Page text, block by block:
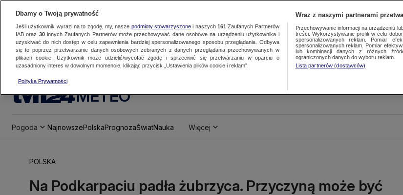
METEO
Pogoda NajnowszePolskaPrognozaŚwiatNauka Więcej
POLSKA
Na Podkarpaciu padła żubrzyca. Przyczyną może być
Dbamy o Twoją prywatność
Jeśli użytkownik wyrazi na to zgodę, my, nasze podmioty stowarzyszonei naszych 161 Zaufanych Partnerów
IAB oraz 30innych Zaufanych Partnerów może przechowywać dane osobowe na urządzeniu użytkownika i
uzyskiwać do nich dostęp w celu zapewnienia bardziej spersonalizowanego sposobu przeglądania. Odbywa
się to poprzez przetwarzanie danych osobowych zebranych z danych przeglądania przechowywanych w
plikach cookie. Użytkownik może udzielić/wycofać zgodę i sprzeciwić się przetwarzaniu w oparciu o
uzasadniony interes w dowolnym momencie, klikając przycisk „Ustawienia plików cookie i reklam”.
Polityka Prywatności
Wraz z naszymi partnerami
Przechowywanie informacji na urządzeniu
treści. Wykorzystywanie profili w celu
spersonalizowanych reklam. Pomiar
spersonalizowanych reklam. Pomiar
lub kombinacji danych z różnych
ograniczonych danych do wyboru reklam.
Lista partnerów (dostawców)